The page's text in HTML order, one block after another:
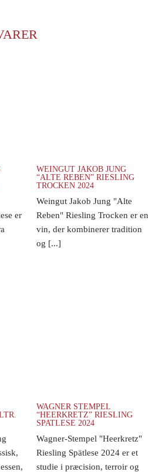
er
WEINGUT JAKOB JUNG
“ALTE REBEN” RIESLING
TROCKEN 2024
Weingut Jakob Jung "Alte
Reben" Riesling Trocken er en
vin, der kombinerer tradition
og [...]
WAGNER STEMPEL
“HEERKRETZ” RIESLING
SPATLESE 2024
Wagner-Stempel "Heerkretz"
Riesling Spätlese 2024 er et
studie i præcision, terroir og